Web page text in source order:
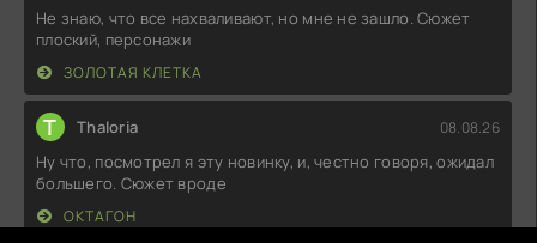
Не знаю, что все нахваливают, но мне не зашло. Сюжет
плоский, персонажи
ЗОЛОТАЯ КЛЕТКА
T Thaloria 08.08.26
Ну что, посмотрел я эту новинку, и, честно говоря, ожидал
большего. Сюжет вроде
ОКТАГОН